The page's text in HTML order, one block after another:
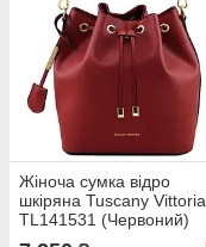
Жіноча сумка відро
шкіряна Tuscany Vittoria
TL141531 (Червоний)